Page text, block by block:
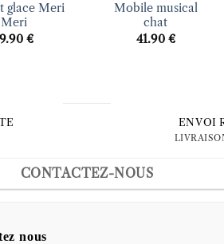
glace Meri
Meri
€
Mobile musical
chat
41.90 €
ENVOI
CONTACTEZ-NOUS
nous